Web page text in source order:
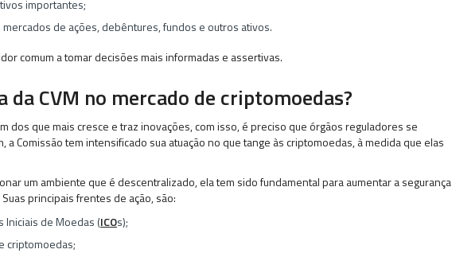
importantes;
de ações, debêntures, fundos e outros ativos.
comum a tomar decisões mais informadas e assertivas.
da CVM no mercado de criptomoedas?
dos que mais cresce e traz inovações, com isso, é preciso que órgãos reguladores se
a Comissão tem intensificado sua atuação no que tange às criptomoedas, à medida que elas
um ambiente que é descentralizado, ela tem sido fundamental para aumentar a segurança
principais frentes de ação, são:
Iniciais de Moedas (ICOs);
criptomoedas;